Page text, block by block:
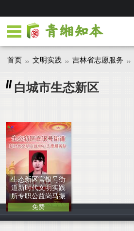
首页 文明实践 吉林省志愿服务
白城市生态新区
生态新区官银号街
道新时代文明实践
所专职公益岗马振
中国人
免费